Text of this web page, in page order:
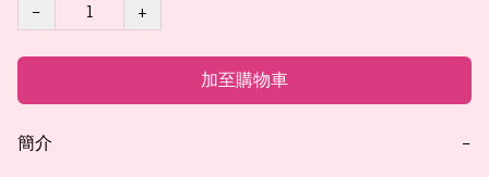
−
+
加至購物車
簡介 −